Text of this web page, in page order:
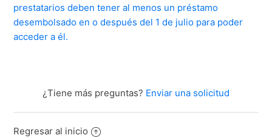
prestatarios deben tener al menos un préstamo
desembolsado en o después del 1 de julio para poder
acceder a él.
¿Tiene más preguntas? Enviar una solicitud
Regresar al inicio